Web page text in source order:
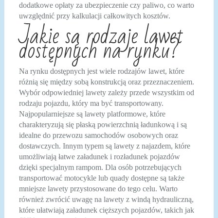
dodatkowe opłaty za ubezpieczenie czy paliwo, co warto
uwzględnić przy kalkulacji całkowitych kosztów.
Jakie są rodzaje lawet
dostępnych na rynku?
Na rynku dostępnych jest wiele rodzajów lawet, które
różnią się między sobą konstrukcją oraz przeznaczeniem.
Wybór odpowiedniej lawety zależy przede wszystkim od
rodzaju pojazdu, który ma być transportowany.
Najpopularniejsze są lawety platformowe, które
charakteryzują się płaską powierzchnią ładunkową i są
idealne do przewozu samochodów osobowych oraz
dostawczych. Innym typem są lawety z najazdem, które
umożliwiają łatwe załadunek i rozładunek pojazdów
dzięki specjalnym rampom. Dla osób potrzebujących
transportować motocykle lub quady dostępne są także
mniejsze lawety przystosowane do tego celu. Warto
również zwrócić uwagę na lawety z windą hydrauliczną,
które ułatwiają załadunek cięższych pojazdów, takich jak